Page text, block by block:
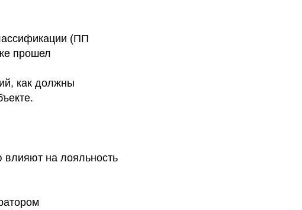
(ПП
прошел
как должны
на лояльность